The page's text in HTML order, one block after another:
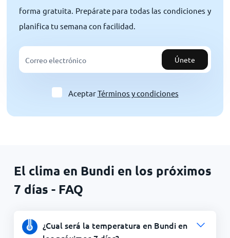
forma gratuita. Prepárate para todas las condiciones y
planifica tu semana con facilidad.
Únete
AceptarTérminos y condiciones
El clima en Bundi en los próximos
7 días - FAQ
¿Cual será la temperatura en Bundi en